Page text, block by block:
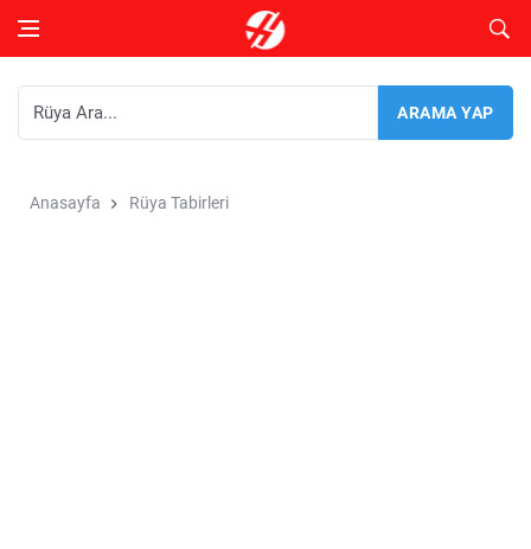
Anasayfa Rüya Tabirleri